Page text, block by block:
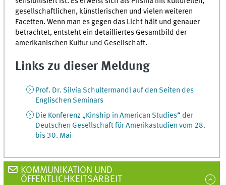
gesellschaftlichen, künstlerischen und vielen weiteren
Facetten. Wenn man es gegen das Licht hält und genauer
betrachtet, entsteht ein detailliertes Gesamtbild der
amerikanischen Kultur und Gesellschaft.
Links zu dieser Meldung
Prof. Dr. Silvia Schultermandl auf den Seiten des
Englischen Seminars
Die Konferenz „Kinship in American Studies“ der
Deutschen Gesellschaft für Amerikastudien vom 28.
bis 30. Mai
KOMMUNIKATION UND
ÖFFENTLICHKEITSARBEIT